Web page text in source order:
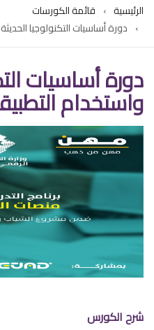
الرئيسية
قائمة الكورسات
دورة أساسيات التكنولوجيا
دورة أساسيات
واستخدام
شرح الكورس